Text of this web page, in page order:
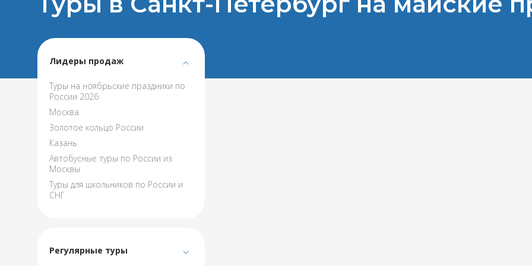
Лидеры продаж
Туры на ноябрьские праздники по
России 2026
Москва
Золотое кольцо России
Казань
Автобусные туры по России из
Москвы
Туры для школьников по России и
СНГ
Регулярные туры